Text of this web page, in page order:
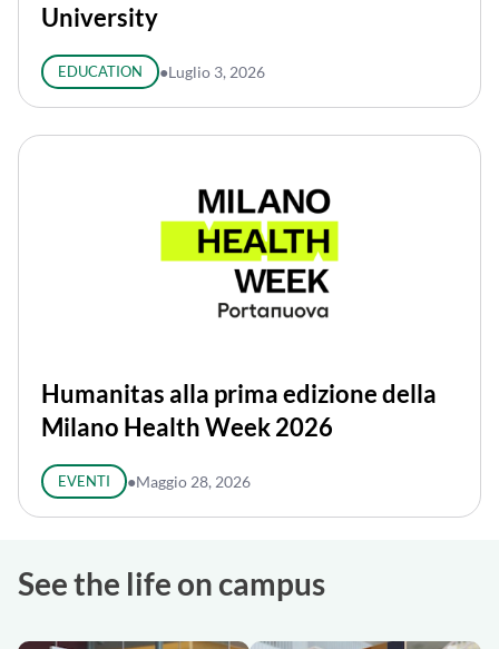
University
EDUCATION ●Luglio 3, 2026
Humanitas alla prima edizione della
Milano Health Week 2026
EVENTI ●Maggio 28, 2026
See the life on campus